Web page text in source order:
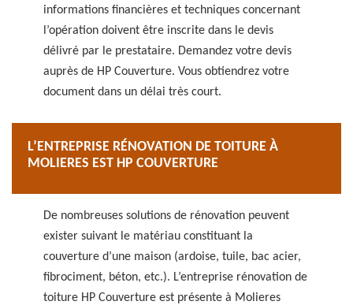
informations financières et techniques concernant
l’opération doivent être inscrite dans le devis
délivré par le prestataire. Demandez votre devis
auprès de HP Couverture. Vous obtiendrez votre
document dans un délai très court.
L’ENTREPRISE RÉNOVATION DE TOITURE À
MOLIERES EST HP COUVERTURE
De nombreuses solutions de rénovation peuvent
exister suivant le matériau constituant la
couverture d’une maison (ardoise, tuile, bac acier,
fibrociment, béton, etc.). L’entreprise rénovation de
toiture HP Couverture est présente à Molieres